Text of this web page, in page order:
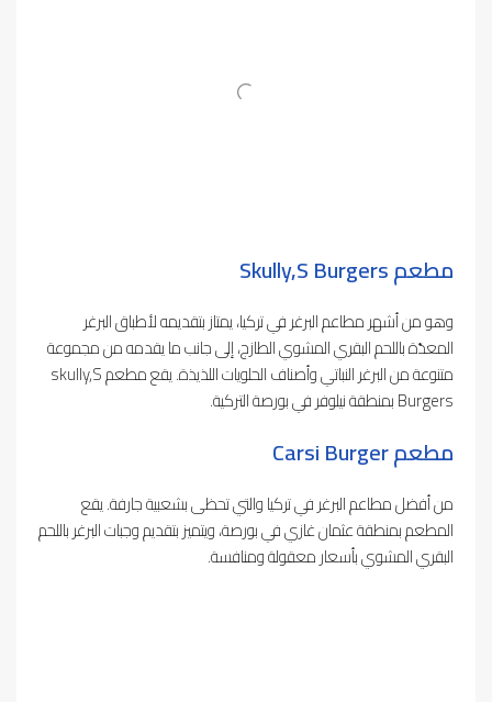
مطعم Skully,S Burgers
وهو من أشهر مطاعم البرغر في تركيا، يمتاز بتقديمه لأطباق البرغر
المعدّة باللحم البقري المشوي الطازج، إلى جانب ما يقدمه من مجموعة
متنوعة من البرغر النباتي وأصناف الحلويات اللذيذة. يقع مطعم skully,S
Burgers بمنطقة نيلوفر في بورصة التركية.
مطعم Carsi Burger
من أفضل مطاعم البرغر في تركيا والتي تحظى بشعبية جارفة. يقع
المطعم بمنطقة عثمان غازي في بورصة، ويتميز بتقديم وجبات البرغر باللحم
البقري المشوي بأسعار معقولة ومنافسة.